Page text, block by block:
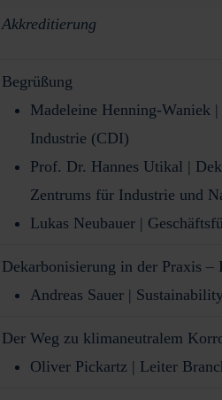
Akkreditierung
Begrüßung
Madeleine Henning-Waniek|
Industrie (CDI)
Prof. Dr. Hannes Utikal |
Zentrums für Industrie und
Lukas Neubauer|
Dekarbonisierung in der Praxis
Andreas Sauer|
Der Weg zu klimaneutralem
Oliver Pickartz | Leiter